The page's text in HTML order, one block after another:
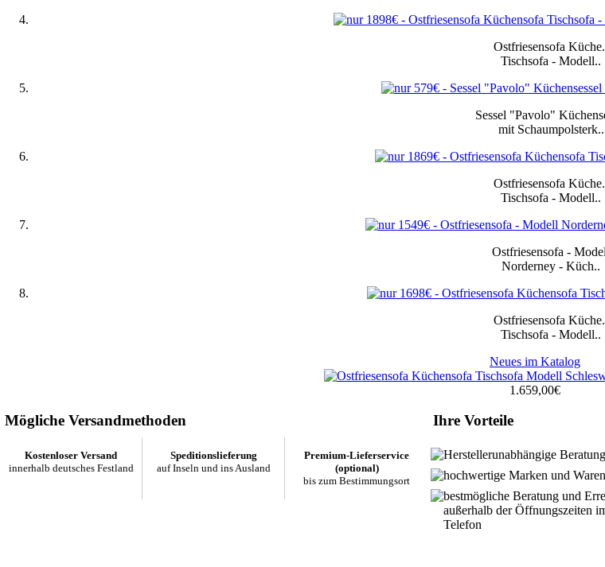
Ostfriesensofa Küche
Tischsofa - Modell..
Sessel "Pavolo"
mit Schaumpolsterk..
Ostfriesensofa Küche
Tischsofa - Modell..
Ostfriesensofa -
Norderney - Küch..
Ostfriesensofa Küche
Tischsofa - Modell..
Neues im Katalog
1.659,00€
Mögliche Versandmethoden
Kostenloser Versand
innerhalb deutsches Festland
Speditionslieferung
auf Inseln und ins Ausland
Premium-Lieferservice
(optional)
bis zum Bestimmungsort
Ihre Vorteile
Herstellerunabhängige Beratung
hochwertige Marken und
bestmögliche Beratung und
außerhalb der Öffnungszeiten
Telefon